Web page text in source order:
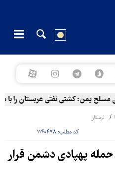
یمن: کشتی نفتی عربستان را با
لرستان
کد مطلب:۱۱۴۰۴۷۸
پهپادی دشمن قرار